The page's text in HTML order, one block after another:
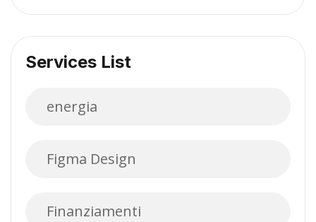
Services List
energia
Figma Design
Finanziamenti